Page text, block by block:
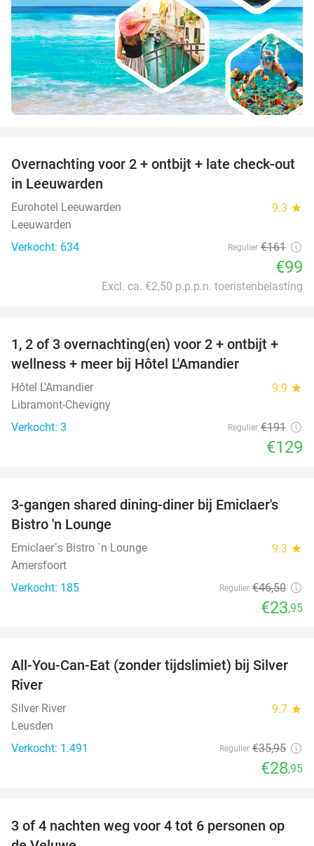
39%
Overnachting voor 2 + ontbijt + late check-out
in Leeuwarden
Eurohotel Leeuwarden 9.3 star
Leeuwarden
Verkocht: 634
Regulier €161
€99
Excl. ca. €2,50 p.p.p.n. toeristenbelasting
32%
TODAY
1, 2 of 3 overnachting(en) voor 2 + ontbijt +
wellness + meer bij Hôtel L'Amandier
Hôtel L'Amandier 9.9 star
Libramont-Chevigny
Verkocht: 3
Regulier €191
€129
48%
3-gangen shared dining-diner bij Emiclaer's
Bistro 'n Lounge
Emiclaer´s Bistro ´n Lounge 9.3 star
Amersfoort
Verkocht: 185
Regulier €46,50
€23,95
19%
All-You-Can-Eat (zonder tijdslimiet) bij Silver
River
Silver River 9.7 star
Leusden
Verkocht: 1.491
Regulier €35,95
€28,95
3 of 4 nachten weg voor 4 tot 6 personen op